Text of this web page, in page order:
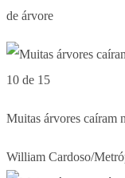
de árvore
10 de 15
Muitas árvores caíram
William Cardoso/